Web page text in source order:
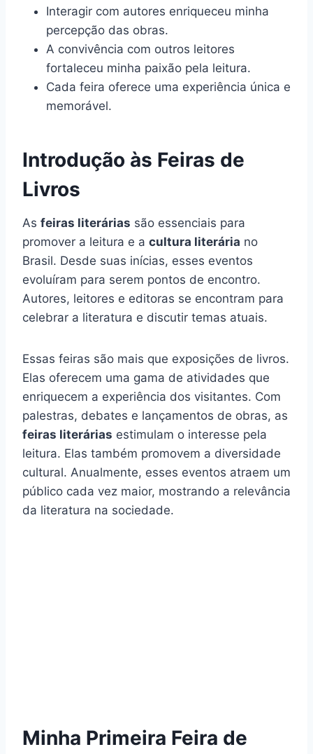
Interagir com autores enriqueceu minha
percepção das obras.
A convivência com outros leitores
fortaleceu minha paixão pela leitura.
Cada feira oferece uma experiência única e
memorável.
Introdução às Feiras de
Livros
As feiras literárias são essenciais para
promover a leitura e a cultura literária no
Brasil. Desde suas inícias, esses eventos
evoluíram para serem pontos de encontro.
Autores, leitores e editoras se encontram para
celebrar a literatura e discutir temas atuais.
Essas feiras são mais que exposições de livros.
Elas oferecem uma gama de atividades que
enriquecem a experiência dos visitantes. Com
palestras, debates e lançamentos de obras, as
feiras literárias estimulam o interesse pela
leitura. Elas também promovem a diversidade
cultural. Anualmente, esses eventos atraem um
público cada vez maior, mostrando a relevância
da literatura na sociedade.
Minha Primeira Feira de